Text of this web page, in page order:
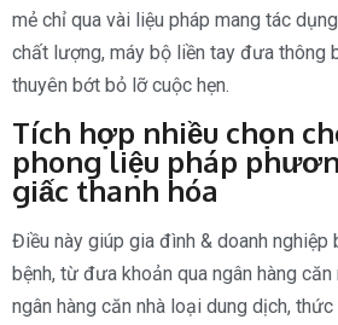
mẻ chỉ qua vài liệu pháp mang tác
chất lượng, máy bộ liền tay đưa thông
thuyên bớt bỏ lỡ cuộc hẹn.
Tích hợp nhiều chọn
phong liệu pháp
giấc thanh hóa
Điều này giúp gia đình & doanh
bệnh, từ đưa khoản qua ngân hàng
ngân hàng căn nhà loại dung dịch,